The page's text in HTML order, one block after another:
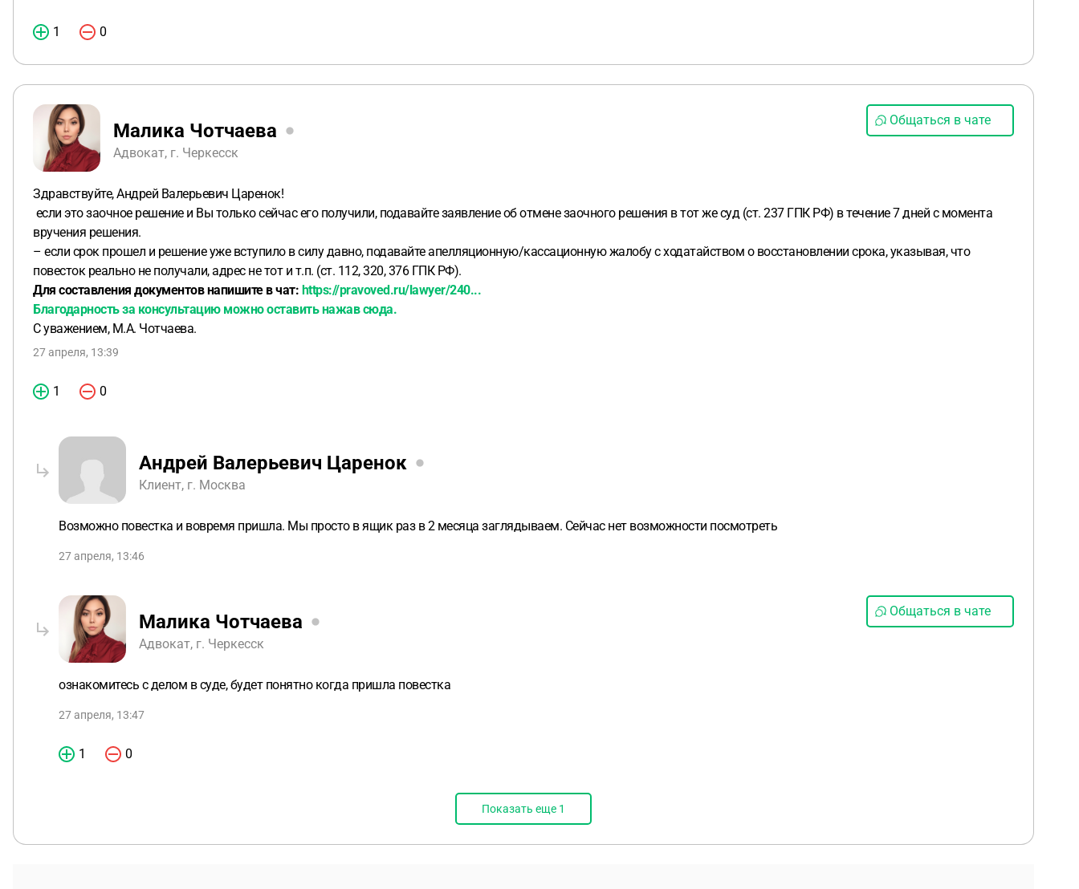
1 0
Малика Чотчаева
Адвокат, г. Черкесск
Общаться в чате
Здравствуйте, Андрей Валерьевич Царенок!
если это заочное решение и Вы только сейчас его получили, подавайте заявление об отмене заочного решения в тот же суд (ст. 237 ГПК РФ) в течение 7 дней с момента
вручения решения.
– если срок прошел и решение уже вступило в силу давно, подавайте апелляционную/кассационную жалобу с ходатайством о восстановлении срока, указывая, что
повесток реально не получали, адрес не тот и т.п. (ст. 112, 320, 376 ГПК РФ).
Для составления документов напишите в чат: https://pravoved.ru/lawyer/240...
Благодарность за консультацию можно оставить нажав сюда.
С уважением, М.А. Чотчаева.
27 апреля, 13:39
1 0
Андрей Валерьевич Царенок
Клиент, г. Москва
Возможно повестка и вовремя пришла. Мы просто в ящик раз в 2 месяца заглядываем. Сейчас нет возможности посмотреть
27 апреля, 13:46
Малика Чотчаева
Адвокат, г. Черкесск
Общаться в чате
ознакомитесь с делом в суде, будет понятно когда пришла повестка
27 апреля, 13:47
1 0
Показать еще 1